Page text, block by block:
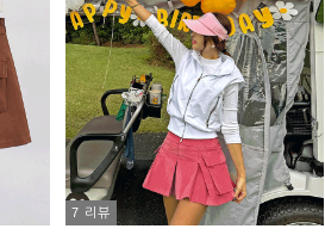
7 리뷰